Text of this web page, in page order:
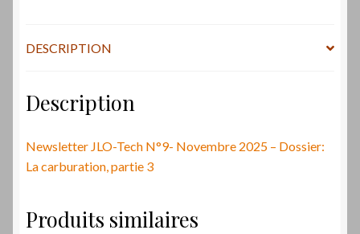
DESCRIPTION
Description
Newsletter JLO-Tech N°9- Novembre 2025 – Dossier:
La carburation, partie 3
Produits similaires